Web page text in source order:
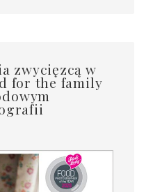
zwycięzcą w
for the family